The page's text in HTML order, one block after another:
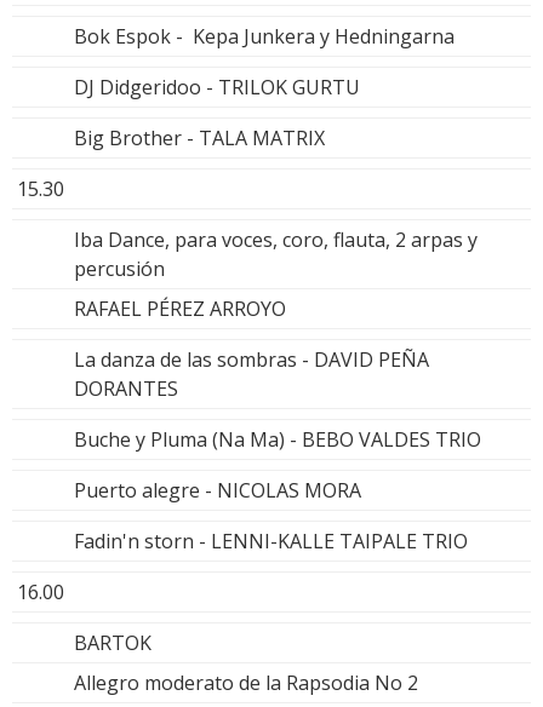
Bok Espok - Kepa Junkera y Hedningarna
DJ Didgeridoo - TRILOK GURTU
Big Brother - TALA MATRIX
15.30
Iba Dance, para voces, coro, flauta, 2 arpas y
percusión
RAFAEL PÉREZ ARROYO
La danza de las sombras - DAVID PEÑA
DORANTES
Buche y Pluma (Na Ma) - BEBO VALDES TRIO
Puerto alegre - NICOLAS MORA
Fadin'n storn - LENNI-KALLE TAIPALE TRIO
16.00
BARTOK
Allegro moderato de la Rapsodia No 2